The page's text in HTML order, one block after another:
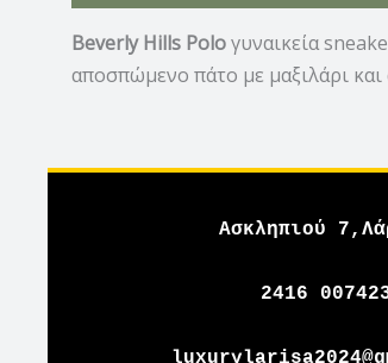
Beverly Hills Poloγυναικεία
αποσπώμενο πάτο με μαξιλάρι
Ασκληπιού
2416